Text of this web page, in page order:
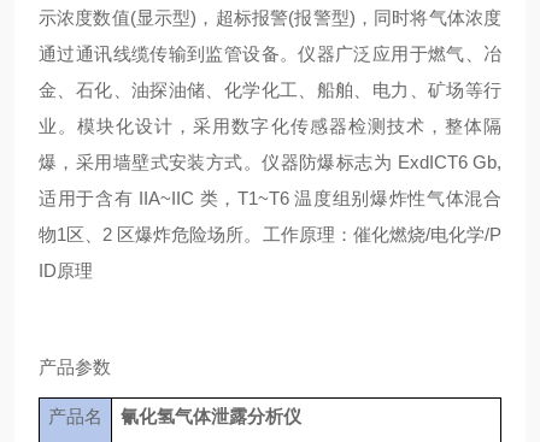
示浓度数值(显示型)，超标报警(报警型)，同时将气体浓度
通过通讯线缆传输到监管设备。仪器广泛应用于燃气、冶
金、石化、油探油储、化学化工、船舶、电力、矿场等行
业。模块化设计，采用数字化传感器检测技术，整体隔
爆，采用墙壁式安装方式。仪器防爆标志为 ExdICT6 Gb,
适用于含有 IIA~IIC 类，T1~T6 温度组别爆炸性气体混合
物1区、2 区爆炸危险场所。工作原理：催化燃烧/电化学/P
ID原理
产品参数
产品名 氰化氢气体泄露分析仪